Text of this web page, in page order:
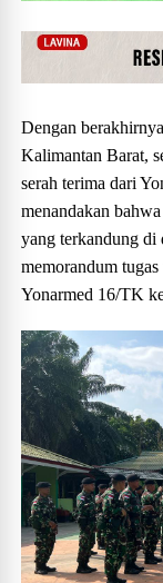
Dengan
Kalimantan Barat,
serah terima dari
menandakan
yang terkandung di
memorandum
Yonarmed 16/TK